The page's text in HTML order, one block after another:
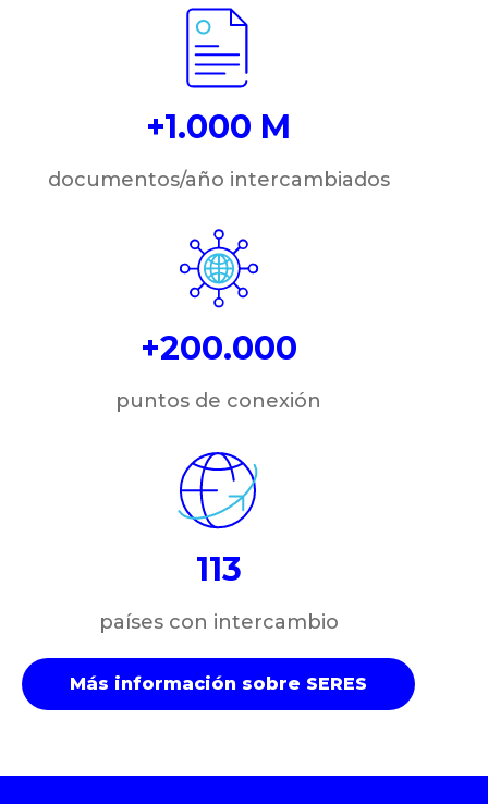
+1.000 M
documentos/año intercambiados
+200.000
puntos de conexión
113
países con intercambio
Más información sobre SERES